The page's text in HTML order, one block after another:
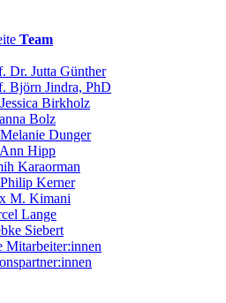
Team
Dr. Jutta Günther
Björn Jindra, PhD
Birkholz
Bolz
Dunger
Hipp
Karaorman
Kerner
M. Kimani
Lange
Siebert
Mitarbeiter:innen